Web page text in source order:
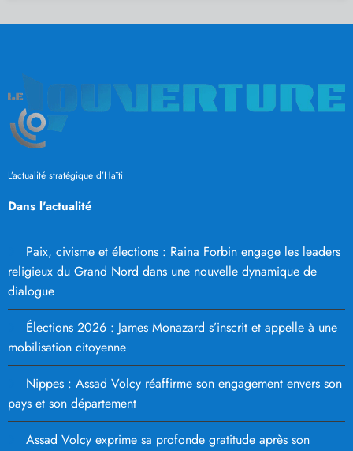
L’actualité stratégique d’Haïti
Dans l'actualité
Paix, civisme et élections : Raina Forbin engage les leaders
religieux du Grand Nord dans une nouvelle dynamique de
dialogue
Élections 2026 : James Monazard s’inscrit et appelle à une
mobilisation citoyenne
Nippes : Assad Volcy réaffirme son engagement envers son
pays et son département
Assad Volcy exprime sa profonde gratitude après son